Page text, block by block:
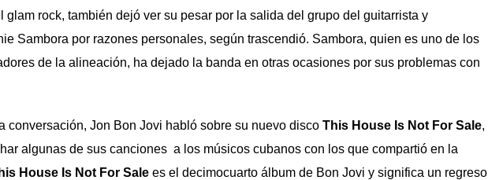
glam rock, también dejó ver su pesar por la salida del grupo del guitarrista y
Sambora por razones personales, según trascendió. Sambora, quien es uno de los
de la alineación, ha dejado la banda en otras ocasiones por sus problemas con
conversación, Jon Bon Jovi habló sobre su nuevo disco This House Is Not For Sale,
algunas de sus canciones a los músicos cubanos con los que compartió en la
House Is Not For Sale es el decimocuarto álbum de Bon Jovi y significa un regreso